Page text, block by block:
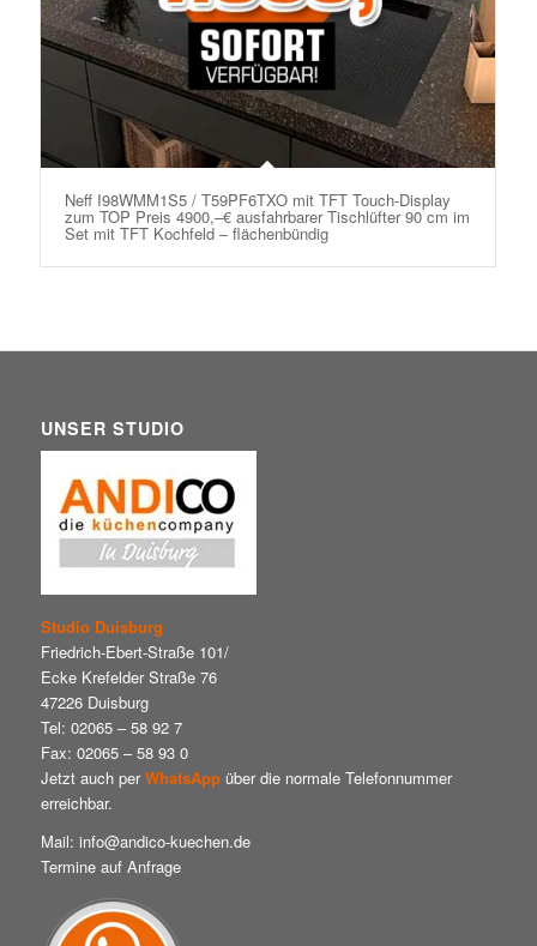
Neff I98WMM1S5 / T59PF6TXO mit TFT Touch-Display
zum TOP Preis 4900,–€ ausfahrbarer Tischlüfter 90 cm im
Set mit TFT Kochfeld – flächenbündig
UNSER STUDIO
Studio Duisburg
Friedrich-Ebert-Straße 101/
Ecke Krefelder Straße 76
47226 Duisburg
Tel: 02065 – 58 92 7
Fax: 02065 – 58 93 0
Jetzt auch perWhatsAppüber die normale Telefonnummer
erreichbar.
Mail: info@andico-kuechen.de
Termine auf Anfrage